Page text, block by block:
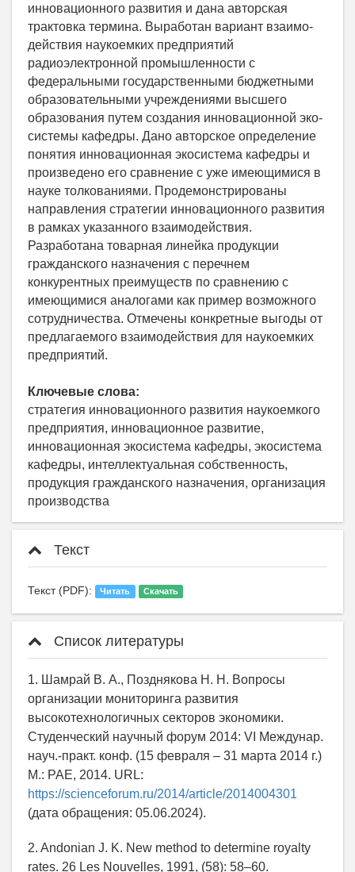
инновационного развития и дана авторская
трактовка термина. Выработан вариант взаимо­
действия наукоемких предприятий
радиоэлектронной промышленности с
федеральными государственными бюджетными
образовательными учреждениями высшего
образования путем создания инновационной эко­
системы кафедры. Дано авторское определение
понятия инновационная экосистема кафедры и
произведено его сравнение с уже имеющимися в
науке толкованиями. Продемонстрированы
направления стратегии инновационного развития
в рамках указанного взаимодействия.
Разработана товарная линейка продукции
гражданского назначения с перечнем
конкурентных преимуществ по сравнению с
имеющимися аналогами как пример возможного
сотрудничества. Отмечены конкретные выгоды от
предлагаемого взаимо­действия для наукоемких
предприятий.
Ключевые слова:
стратегия инновационного развития наукоемкого
предприятия, инновационное развитие,
инновационная экосистема кафедры, экосистема
кафедры, интеллектуальная собственность,
продукция гражданского назначения, организация
производства
Текст
Текст (PDF): Читать Скачать
Список литературы
1. Шамрай В. А., Позднякова Н. Н. Вопросы
организации мониторинга развития
высокотехнологичных секторов экономики.
Студенческий научный форум 2014: VI Междунар.
науч.-практ. конф. (15 февраля – 31 марта 2014 г.)
М.: РАЕ, 2014. URL:
https://scienceforum.ru/2014/article/2014004301
(дата обращения: 05.06.2024).
2. Andonian J. K. New method to determine royalty
rates. 26 Les Nouvelles, 1991, (58): 58–60.